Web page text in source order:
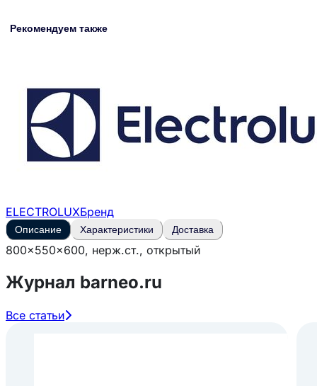
Рекомендуем также
ELECTROLUXБренд
Описание Характеристики Доставка
800x550x600, нерж.ст., открытый
Журнал barneo.ru
Все статьи